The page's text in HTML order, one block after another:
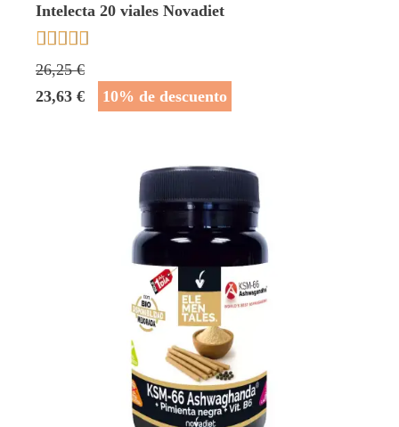
Intelecta 20 viales Novadiet

26,25 €
23,63 €
10% de descuento